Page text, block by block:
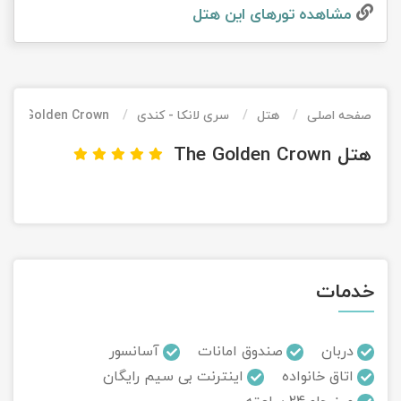
مشاهده تور‌های این هتل
صفحه اصلی هتل سری لانکا - کندی Golden Crown
هتل The Golden Crown
خدمات
دربان صندوق امانات
آسانسور
اتاق خانواده
اینترنت بی سیم رایگان
تور کویر کاراکال
تور کویر مصر
تور ماسوله
تور مرداب سراوان
تور گلستان
تور کیش از ساری
اقساطی
تور کیش از بندرعباس
اقساطی
تور قزاقستان اقساطی
تور زیارتی اقساطی